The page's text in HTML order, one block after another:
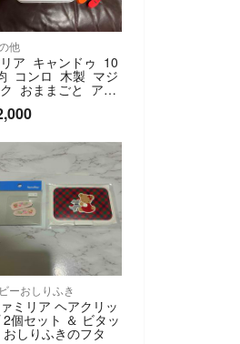
他
ア キャンドゥ 10
コンロ 木製 マジ
おままごと アイ
ボール
ーおしりふき
ミリア ヘアクリッ
2個セット ＆ ビタッ
おしりふきのフタ